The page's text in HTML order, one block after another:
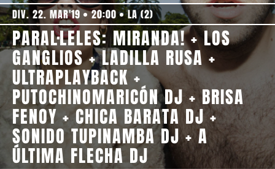
DIV. 22. MAR'19 20:00 LA (2)
PARAL·LELES: MIRANDA! + LOS
GANGLIOS + LADILLA RUSA +
ULTRAPLAYBACK +
PUTOCHINOMARICÓN DJ + BRISA
FENOY + CHICA BARATA DJ +
SONIDO TUPINAMBA DJ + A
ÚLTIMA FLECHA DJ